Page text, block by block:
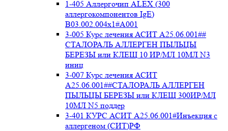
1-405 Аллергочип ALEX (300
аллергокомпонентов IgE)
В03.002.004x1#А001
3-005 Курс лечения АСИТ А25.06.001##
СТАЛОРАЛЬ АЛЛЕРГЕН ПЫЛЬЦЫ
БЕРЕЗЫ или КЛЕЩ 10 ИР/МЛ 10МЛ N3
иниц
3-007 Курс лечения АСИТ
А25.06.001##СТАЛОРАЛЬ АЛЛЕРГЕН
ПЫЛЬЦЫ БЕРЕЗЫ или КЛЕЩ 300ИР/МЛ
10МЛ N5 поддер
3-401 КУРС АСИТ А25.06.001#Инъекция с
аллергеном (СИТ)РФ